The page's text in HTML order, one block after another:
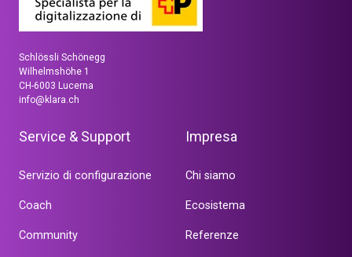
Schlössli Schönegg
Wilhelmshöhe 1
CH-6003 Lucerna
info@klara.ch
Service & Support
Servizio di configurazione
Coach
Community
Impresa
Chi siamo
Ecosistema
Referenze